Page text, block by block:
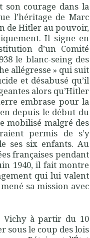
son courage dans la
l’héritage de Marc
de Hitler au pouvoir,
Il signe en
d’un Comité
le blanc-seing des
allégresse » qui suit
et désabusé qu’il
alors qu’Hitler
embrase pour la
depuis le début du
mobilisé malgré des
permis de s’y
ses six enfants. Au
françaises pendant
1940, il fait montre
qui lui valent
sa mission avec
Vichy à partir du 10
sous le coup des lois